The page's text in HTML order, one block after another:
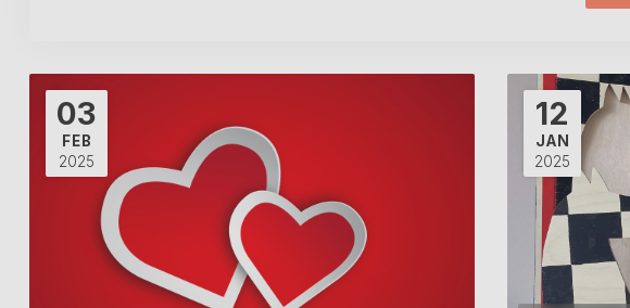
03
FEB
2025
12
JAN
2025